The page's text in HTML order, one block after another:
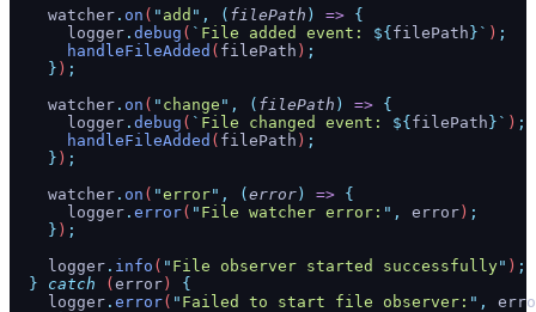
    watcher
. on ( " add " , ( filePath ) => {
      logger
. debug ( ` File added event: ${ filePath }` ) ;
      handleFileAdded
( filePath ) ;
    }
) ;
    watcher
. on ( " change " , ( filePath ) => {
      logger
. debug ( ` File changed event: ${ filePath }` ) ;
      handleFileAdded
( filePath ) ;
    }
) ;
    watcher
. on ( "error" , ( error ) => {
      logger
. error( " File watcher error: " , error ) ;
    }
) ;
    logger
. info ( " File observer started successfully" ) ;
  }
catch ( error ) {
    logger
. error( " Failed to start file observer: " ,